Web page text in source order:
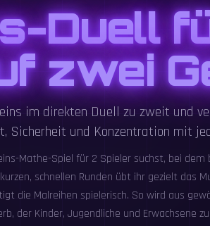
Duell
zwei
im direkten Duell zu zweit und
Sicherheit und Konzentration mit
Mathe-Spiel für 2 Spieler suchst, bei
schnellen Runden übt ihr gezielt das
die Malreihen spielerisch. So wird aus
der Kinder, Jugendliche und Erwachsene